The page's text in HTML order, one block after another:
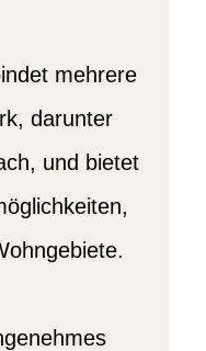
mehrere
darunter
und bietet